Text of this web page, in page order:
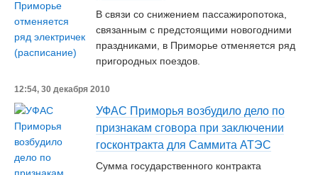
В связи со снижением пассажиропотока,
связанным с предстоящими новогодними
праздниками, в Приморье отменяется ряд
пригородных поездов.
12:54, 30 декабря 2010
УФАС Приморья возбудило дело по
признакам сговора при заключении
госконтракта для Саммита АТЭС
Сумма государственного контракта